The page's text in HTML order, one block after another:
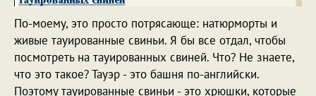
По-моему, это просто потрясающе: натюрморты и
живые тауированные свиньи. Я бы все отдал, чтобы
посмотреть на тауированных свиней. Что? Не знаете,
что это такое? Тауэр - это башня по-английски.
Поэтому тауированные свиньи - это хрюшки, которые